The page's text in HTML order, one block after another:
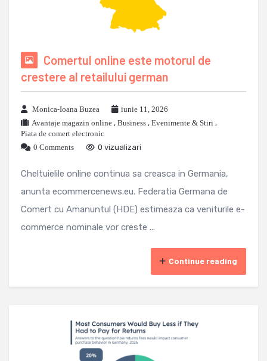
Comertul online este motorul de
crestere al retailului german
Monica-Ioana Buzea
iunie 11, 2026
Avantaje magazin online , Business , Evenimente & Stiri ,
Piata de comert electronic
0 Comments
0 vizualizari
Cheltuielile online continua sa creasca in Germania,
anunta ecommercenews.eu. Federatia Germana de
Comert cu Amanuntul (HDE) estimeaza ca veniturile e-
commerce nominale vor creste ...
Continue reading